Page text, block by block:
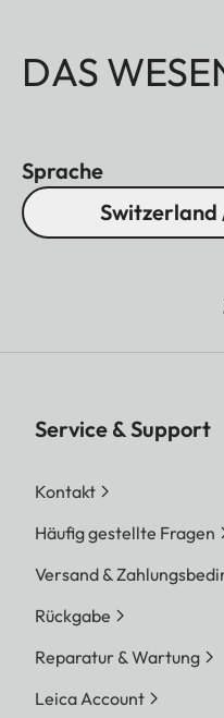
DAS
Sprache
Switzerland
Service & Support
Kontakt
Häufig gestellte Fragen
Versand &
Rückgabe
Reparatur & Wartung
Leica Account